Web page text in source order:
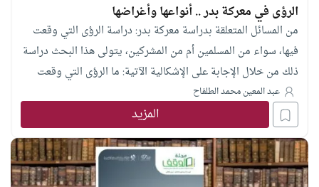
الرؤى في معركة بدر .. أنواعها وأغراضها
من المسائل المتعلقة بدراسة معركة بدر: دراسة الرؤى التي وقعت
فيها، سواء من المسلمين أم من المشركين، يتولى هذا البحث دراسة
ذلك من خلال الإجابة على الإشكالية الآتية: ما الرؤى التي وقعت
للمسلمين والمشركين في معركة بدر؟ وما أنواعها وأغراضها؟ وقد
سلك الباحث خلال ذلك كلاً من المنهج الاستقرائي التحليلي، والمنهج
الوصفي، وتوصل إلى جملة من النتائج منها: أن من أغراض رؤى
المشركين النذارة، ومن أغراض رؤى رسول الله ﷺ البشارة، وأوصى
الباحث بدراسة الرؤى التي جاءت في القرآن وصحت عن رسول الله
عبد المعين محمد الطلفاح
المزيد